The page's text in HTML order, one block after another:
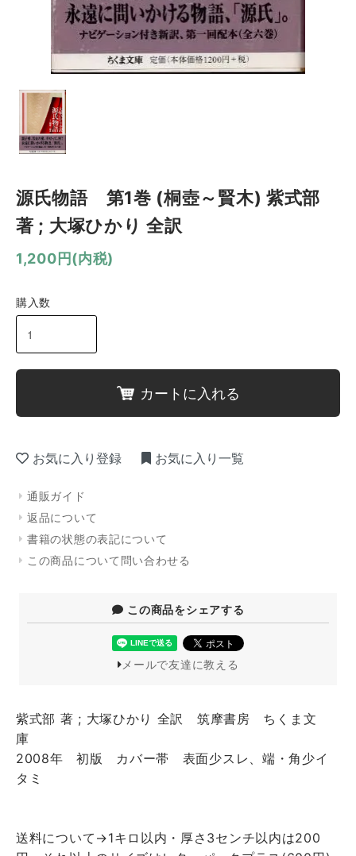
源氏物語 第1巻 (桐壺～賢木) 紫式部
著 ; 大塚ひかり 全訳
1,200円(内税)
購入数
カートに入れる
お気に入り登録 お気に入り一覧
通販ガイド
返品について
書籍の状態の表記について
この商品について問い合わせる
この商品をシェアする
メールで友達に教える
紫式部 著 ; 大塚ひかり 全訳 筑摩書房 ちくま文
庫
2008年 初版 カバー帯 表面少スレ、端・角少イ
タミ
送料について→1キロ以内・厚さ3センチ以内は200